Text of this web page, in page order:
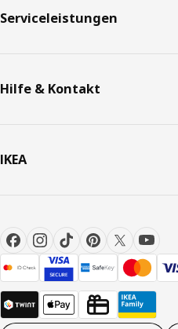
Serviceleistungen
Hilfe & Kontakt
IKEA